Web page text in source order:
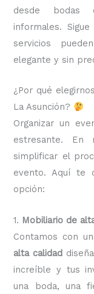
desde bodas
informales.
servicios
elegante y sin
¿Por qué
La Asunción?
Organizar un
estresante. En
simplificar el
evento. Aquí te
opción:
1. Mobiliario de
Contamos con
alta calidad
increíble y tus
una boda, una